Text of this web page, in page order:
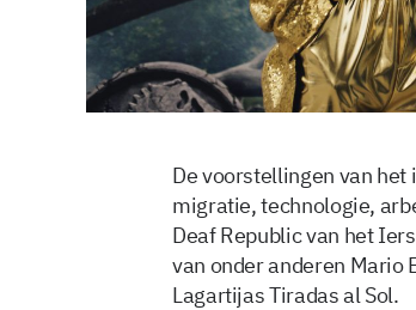
De voorstellingen van
migratie, technologie,
Deaf Republic van het
van onder anderen Mario
Lagartijas Tiradas al Sol.